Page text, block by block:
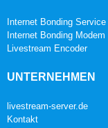
Internet Bonding Service
Internet Bonding Modem
Livestream Encoder
UNTERNEHMEN
livestream-server.de
Kontakt